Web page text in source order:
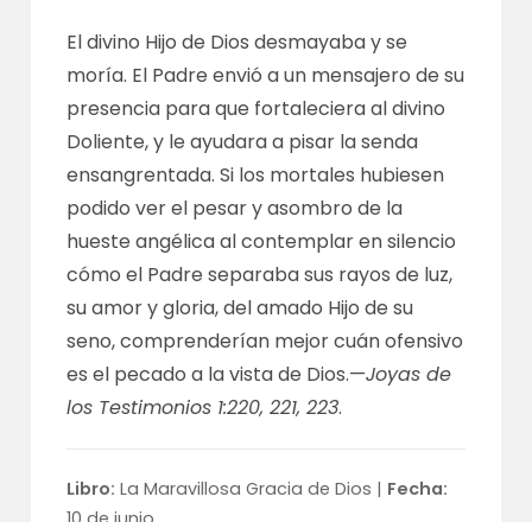
El divino Hijo de Dios desmayaba y se
moría. El Padre envió a un mensajero de su
presencia para que fortaleciera al divino
Doliente, y le ayudara a pisar la senda
ensangrentada. Si los mortales hubiesen
podido ver el pesar y asombro de la
hueste angélica al contemplar en silencio
cómo el Padre separaba sus rayos de luz,
su amor y gloria, del amado Hijo de su
seno, comprenderían mejor cuán ofensivo
es el pecado a la vista de Dios.—Joyas de
los Testimonios 1:220, 221, 223.
Libro: La Maravillosa Gracia de Dios | Fecha: